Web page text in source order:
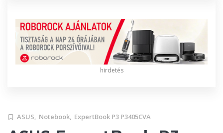
hirdetés
ASUS, Notebook, ExpertBook P3 P3405CVA